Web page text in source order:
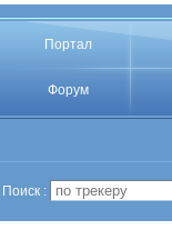
Портал
Форум
Поиск :